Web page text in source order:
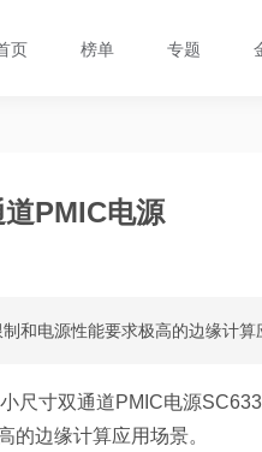
页 榜单 专题
PMIC电源
和电源性能要求极高的边缘计算
尺寸双通道PMIC电源
的边缘计算应用场景。